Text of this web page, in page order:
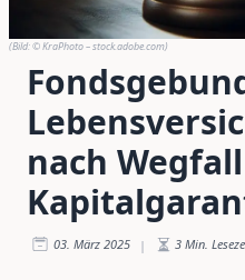
(Bild:© KraPhoto – stock.adobe.com)
nach
03. März 2025 | 3 Min.